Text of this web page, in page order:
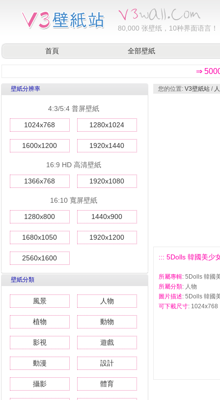
80,000 张壁纸，10种界面语言！
首頁 全部壁紙
⇒
壁紙分辨率
4:3/5:4 普屏壁紙
1024x768 1280x1024
1600x1200 1920x1440
16:9 HD 高清壁紙
1366x768 1920x1080
16:10 寬屏壁紙
1280x800 1440x900
1680x1050 1920x1200
2560x1600
壁紙分類
風景 人物
植物 動物
影視 遊戲
動漫 設計
攝影 體育
您的位置: V3壁紙站 /
::: 5Dolls 韓國美少
所屬專輯: 5Dolls 韓國
所屬分類: 人物
圖片描述: 5Dolls 韓國
可下載尺寸: